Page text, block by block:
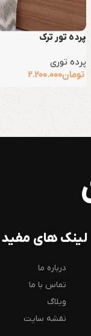
پرده تور ترک
پرده توری
تومان2.200.000
لینک های مفید
درباره ما
تماس با ما
وبلاگ
نقشه سایت